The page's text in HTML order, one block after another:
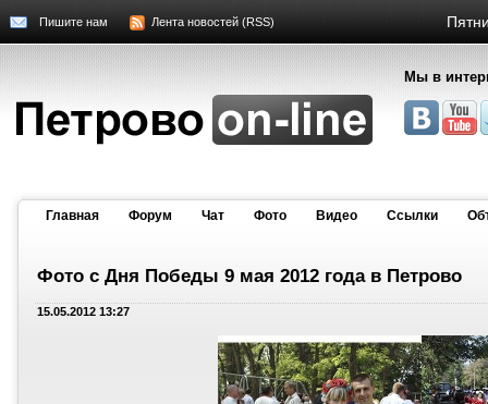
Пишите нам Лента новостей (RSS)
Мы в
Главная Форум Чат Фото Видео Cсылки
Фото с Дня Победы 9 мая 2012 года в Петрово
15.05.2012 13:27